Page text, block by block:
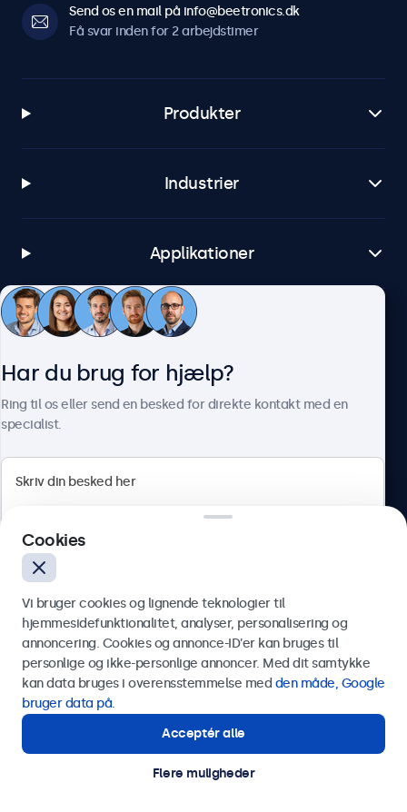
Send os en mail på info@beetronics.dk
Få svar inden for 2 arbejdstimer
Produkter
Industrier
Applikationer
Kundeservice
Herstedøstervej 27-29, unit A, 2620 Albertslund, Danmark
Dansk
© 2026 Beetronics
Har du brug for hjælp?
Ring til os eller send en besked for direkte kontakt med en
specialist.
Send
Eller ring til os på
Kontakt vores specialister.
Cookies
Vi bruger cookies og lignende teknologier til
hjemmesidefunktionalitet, analyser, personalisering og
annoncering. Cookies og annonce-ID’er kan bruges til
personlige og ikke-personlige annoncer. Med dit samtykke
kan data bruges i overensstemmelse med den måde, Google
bruger data på.
Acceptér alle
Flere muligheder